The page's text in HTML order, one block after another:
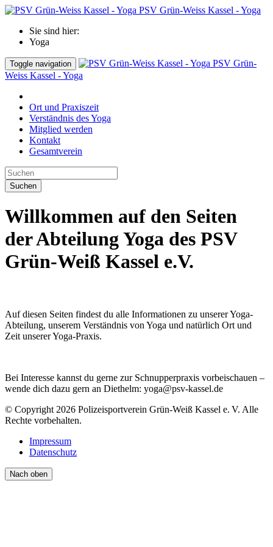
PSV Grün-Weiss Kassel - Yoga
Sie sind hier:
Yoga
Toggle navigation
PSV Grün-
Weiss Kassel - Yoga
Ort und Praxiszeit
Verständnis des Yoga
Mitglied werden
Kontakt
Gesamtverein
Suchen
Willkommen auf den Seiten
der Abteilung Yoga des PSV
Grün-Weiß Kassel e.V.
Auf diesen Seiten findest du alle Informationen zu unserer Yoga-
Abteilung, unserem Verständnis von Yoga und natürlich Ort und
Zeit unserer Yoga-Praxis.
Bei Interesse kannst du gerne zur Schnupperpraxis vorbeischauen –
wende dich dazu gern an Diethelm: yoga@psv-kassel.de
© Copyright 2026 Polizeisportverein Grün-Weiß Kassel e. V. Alle
Rechte vorbehalten.
Impressum
Datenschutz
Nach oben